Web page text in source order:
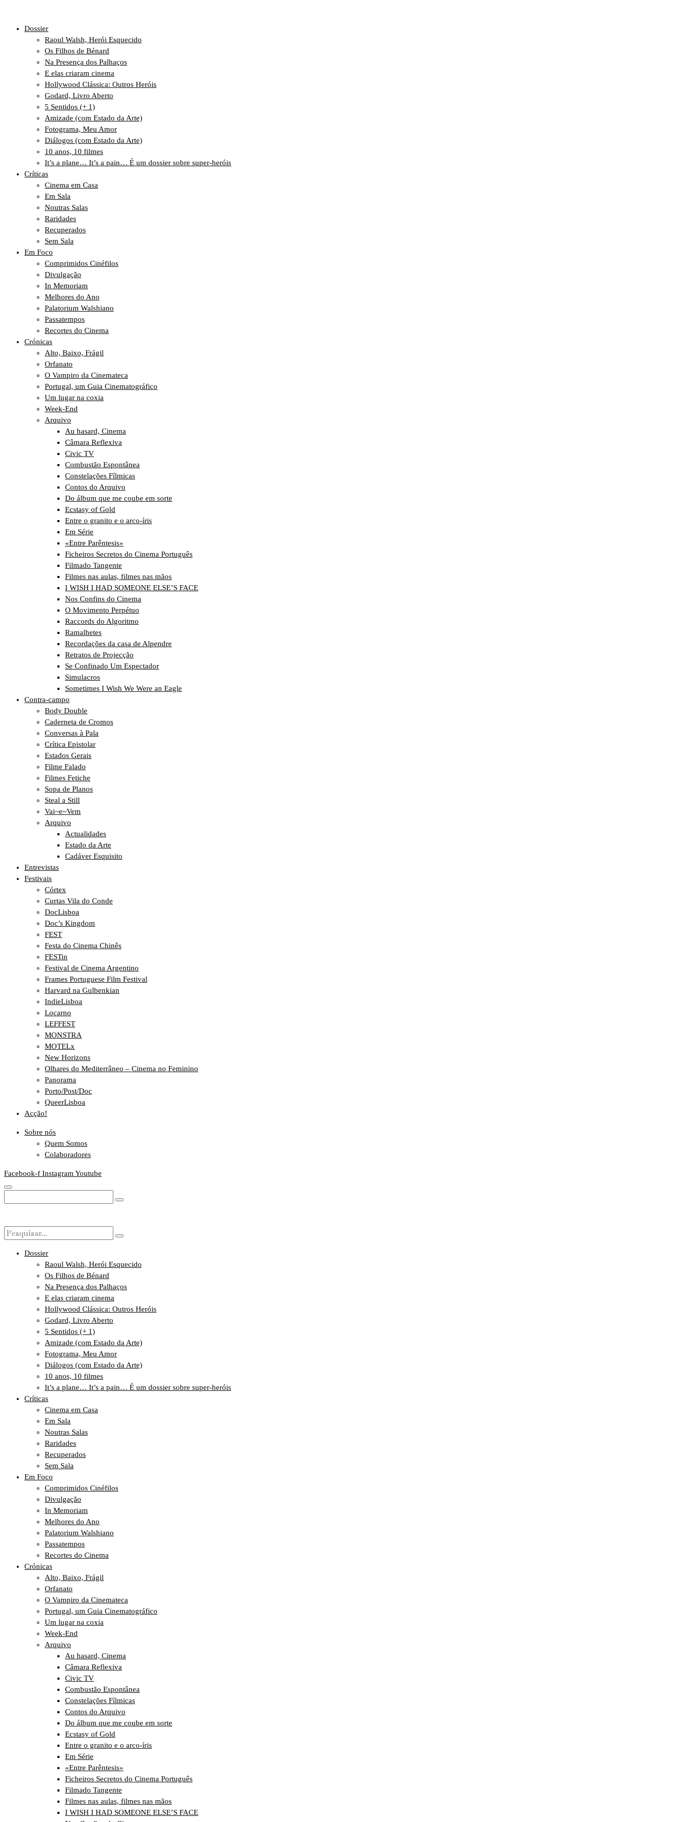
Dossier
Raoul Walsh, Herói Esquecido
Os Filhos de Bénard
Na Presença dos Palhaços
E elas criaram cinema
Hollywood Clássica: Outros Heróis
Godard, Livro Aberto
5 Sentidos (+ 1)
Amizade (com Estado da Arte)
Fotograma, Meu Amor
Diálogos (com Estado da Arte)
10 anos, 10 filmes
It’s a plane… It’s a pain… É um dossier sobre super-heróis
Críticas
Cinema em Casa
Em Sala
Noutras Salas
Raridades
Recuperados
Sem Sala
Em Foco
Comprimidos Cinéfilos
Divulgação
In Memoriam
Melhores do Ano
Palatorium Walshiano
Passatempos
Recortes do Cinema
Crónicas
Alto, Baixo, Frágil
Orfanato
O Vampiro da Cinemateca
Portugal, um Guia Cinematográfico
Um lugar na coxia
Week-End
Arquivo
Au hasard, Cinema
Câmara Reflexiva
Civic TV
Combustão Espontânea
Constelações Fílmicas
Contos do Arquivo
Do álbum que me coube em sorte
Ecstasy of Gold
Entre o granito e o arco-íris
Em Série
«Entre Parêntesis»
Ficheiros Secretos do Cinema Português
Filmado Tangente
Filmes nas aulas, filmes nas mãos
I WISH I HAD SOMEONE ELSE’S FACE
Nos Confins do Cinema
O Movimento Perpétuo
Raccords do Algoritmo
Ramalhetes
Recordações da casa de Alpendre
Retratos de Projecção
Se Confinado Um Espectador
Simulacros
Sometimes I Wish We Were an Eagle
Contra-campo
Body Double
Caderneta de Cromos
Conversas à Pala
Crítica Epistolar
Estados Gerais
Filme Falado
Filmes Fetiche
Sopa de Planos
Steal a Still
Vai~e~Vem
Arquivo
Actualidades
Estado da Arte
Cadáver Esquisito
Entrevistas
Festivais
Córtex
Curtas Vila do Conde
DocLisboa
Doc’s Kingdom
FEST
Festa do Cinema Chinês
FESTin
Festival de Cinema Argentino
Frames Portuguese Film Festival
Harvard na Gulbenkian
IndieLisboa
Locarno
LEFFEST
MONSTRA
MOTELx
New Horizons
Olhares do Mediterrâneo – Cinema no Feminino
Panorama
Porto/Post/Doc
QueerLisboa
Acção!
Sobre nós
Quem Somos
Colaboradores
Facebook-f Instagram Youtube
Dossier
Raoul Walsh, Herói Esquecido
Os Filhos de Bénard
Na Presença dos Palhaços
E elas criaram cinema
Hollywood Clássica: Outros Heróis
Godard, Livro Aberto
5 Sentidos (+ 1)
Amizade (com Estado da Arte)
Fotograma, Meu Amor
Diálogos (com Estado da Arte)
10 anos, 10 filmes
It’s a plane… It’s a pain… É um dossier sobre super-heróis
Críticas
Cinema em Casa
Em Sala
Noutras Salas
Raridades
Recuperados
Sem Sala
Em Foco
Comprimidos Cinéfilos
Divulgação
In Memoriam
Melhores do Ano
Palatorium Walshiano
Passatempos
Recortes do Cinema
Crónicas
Alto, Baixo, Frágil
Orfanato
O Vampiro da Cinemateca
Portugal, um Guia Cinematográfico
Um lugar na coxia
Week-End
Arquivo
Au hasard, Cinema
Câmara Reflexiva
Civic TV
Combustão Espontânea
Constelações Fílmicas
Contos do Arquivo
Do álbum que me coube em sorte
Ecstasy of Gold
Entre o granito e o arco-íris
Em Série
«Entre Parêntesis»
Ficheiros Secretos do Cinema Português
Filmado Tangente
Filmes nas aulas, filmes nas mãos
I WISH I HAD SOMEONE ELSE’S FACE